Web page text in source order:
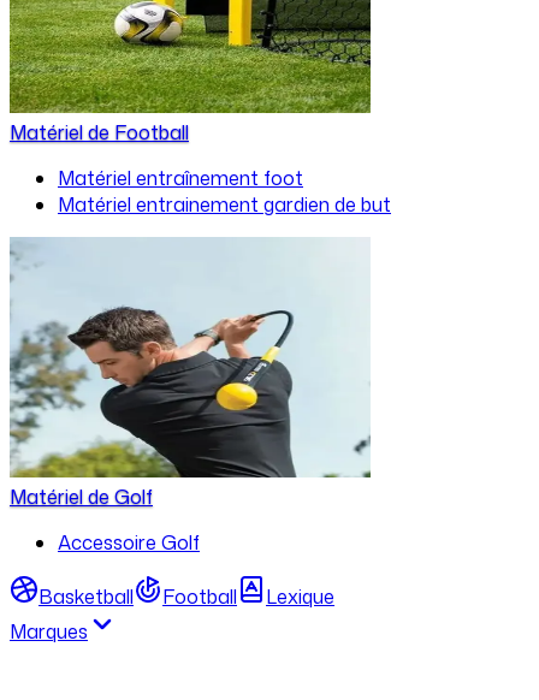
Matériel de Football
Matériel entraînement foot
Matériel entrainement gardien de but
Matériel de Golf
Accessoire Golf
Basketball Football
Lexique
Marques